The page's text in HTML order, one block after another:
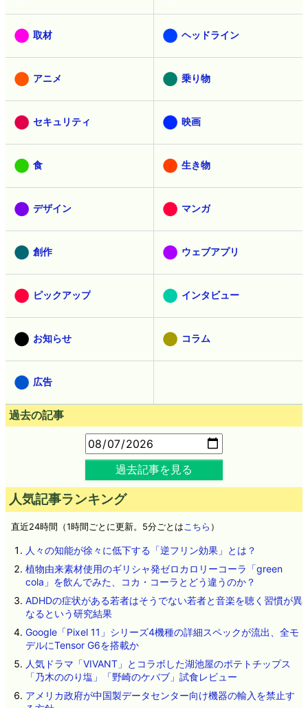
取材 ヘッドライン
アニメ 乗り物
セキュリティ 映画
食 生き物
デザイン マンガ
創作 ウェブアプリ
ピックアップ インタビュー
お知らせ コラム
広告
過去の記事
過去記事を見る
人気記事ランキング
直近24時間（1時間ごとに更新。5分ごとは こちら ）
人々の知能が徐々に低下する「逆フリン効果」とは？
植物由来素材使用のギリシャ発ゼロカロリーコーラ「green
cola」を飲んでみた、コカ・コーラとどう違うのか？
ADHDの症状がある若者はそうでない若者と音楽を聴く習慣が異
なるという研究結果
Google「Pixel 11」シリーズ4機種の詳細スペックが流出、全モ
デルにTensor G6を搭載か
人気ドラマ「VIVANT」とコラボした湖池屋のポテトチップス
「乃木ののり塩」「野崎のケバブ」試食レビュー
アメリカ政府が中国製データセンター向け機器の輸入を禁止す